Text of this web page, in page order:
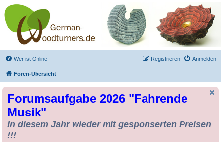
Drechseln und
Kunsthandwerk -
German-Woodturners
*Forum Sauerland*
Der Treffpunkt für Drechsler und Freunde des Kunsthandwerks
Wer ist Online Anmelden
Registrieren
Foren-Übersicht
Forumsaufgabe 2026 "Fahrende
Musik"
In diesem Jahr wieder mit gesponserten Preisen
!!!